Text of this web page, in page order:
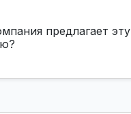
предлагает эту